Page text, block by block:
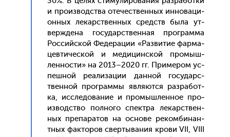
и про­из­водс­тва оте­чес­твен­ных ин­но­ваци­
он­ных ле­карс­твен­ных средств бы­ла ут­
вер­жде­на го­сударс­твен­ная прог­рамма
Рос­сий­ской Фе­дера­ции «Раз­ви­тие фар­ма­
цев­ти­чес­кой и ме­дицин­ской про­мыш­
леннос­ти» на 2013–2020 гг. При­мером ус­
пешной ре­али­зации дан­ной го­сударс­
твен­ной прог­раммы яв­ля­ют­ся раз­ра­бот­
ка, ис­сле­дова­ние и про­мыш­ленное про­
из­водс­тво пол­но­го спек­тра ле­карс­твен­
ных пре­пара­тов на ос­но­ве ре­ком­би­нан­
тных фак­то­ров свер­ты­вания кро­ви VII, VIII